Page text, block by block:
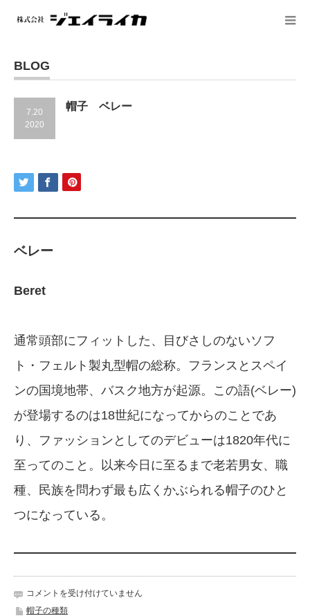
BLOG
7.20
2020
帽子 ベレー
ベレー
Beret
通常頭部にフィットした、目びさしのないソフ
ト・フェルト製丸型帽の総称。フランスとスペイ
ンの国境地帯、バスク地方が起源。この語(ベレー)
が登場するのは18世紀になってからのことであ
り、ファッションとしてのデビューは1820年代に
至ってのこと。以来今日に至るまで老若男女、職
種、民族を問わず最も広くかぶられる帽子のひと
つになっている。
帽
子
コメントを受け付けていません
帽子の種類